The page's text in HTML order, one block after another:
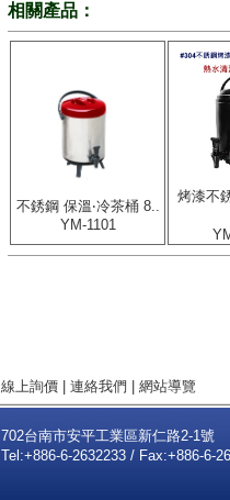
相關產品：
不銹鋼 保溫‧冷茶桶 8..
YM-1101
烤漆不
線上詢價 | 連絡我們 | 網站導覽
702台南市安平工業區新仁路2-1號
Tel:+886-6-2632233 / Fax:+886-6-